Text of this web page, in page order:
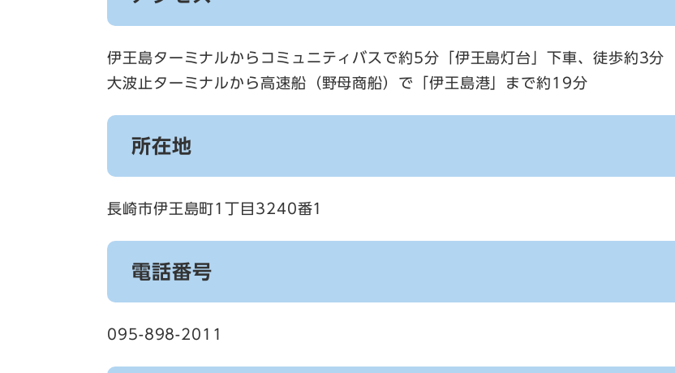
伊王島ターミナルからコミュニティバスで約5分「伊王島灯台」下車、徒歩約3分
大波止ターミナルから高速船（野母商船）で「伊王島港」まで約19分
所在地
長崎市伊王島町1丁目3240番1
電話番号
095-898-2011